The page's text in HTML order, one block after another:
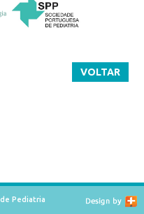
VOLTAR
Pediatria